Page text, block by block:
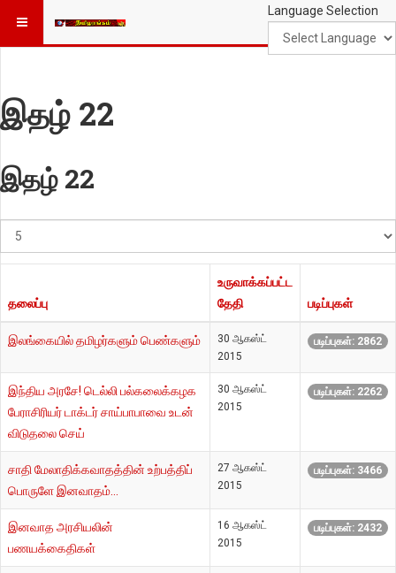
Language Selection
இதழ் 22
இதழ் 22
காட்டுக
தலைப்பு
உருவாக்கப்பட்ட
தேதி
படிப்புகள்
இலங்கையில் தமிழர்களும் பெண்களும்
30 ஆகஸ்ட்
2015
படிப்புகள்: 2862
இந்திய அரசே! டெல்லி பல்கலைக்கழக
பேராசிரியர் டாக்டர் சாய்பாபாவை உடன்
விடுதலை செய்
30 ஆகஸ்ட்
2015
படிப்புகள்: 2262
சாதி மேலாதிக்கவாதத்தின் உற்பத்திப்
பொருளே இனவாதம்...
27 ஆகஸ்ட்
2015
படிப்புகள்: 3466
இனவாத அரசியலின்
பணயக்கைதிகள்
16 ஆகஸ்ட்
2015
படிப்புகள்: 2432